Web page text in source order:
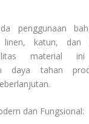
penggunaan
linen, katun, dan
material ini
daya tahan
dan Fungsional: